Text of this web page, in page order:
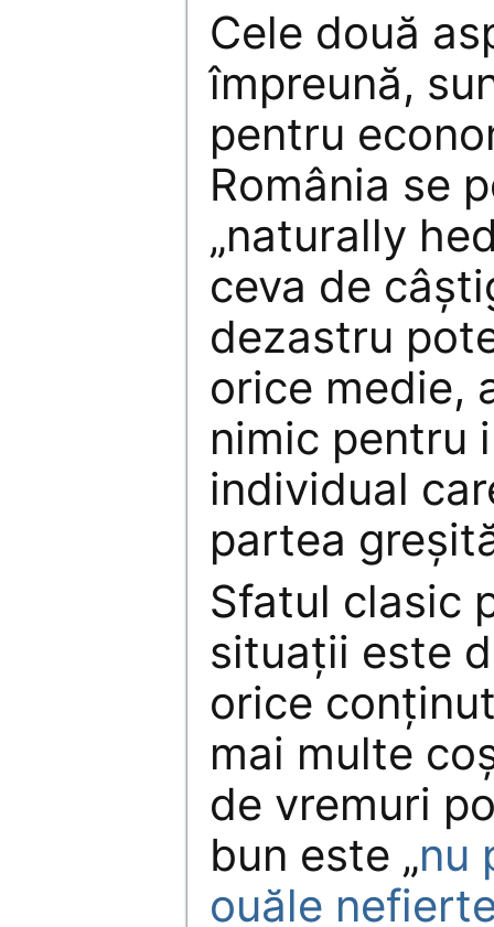
Cele două
împreună,
pentru
România se
„naturally
ceva de
dezastru
orice medie,
nimic pentru
individual
partea
Sfatul clasic
situații este
orice
mai multe
de vremuri
bun este „nu
ouăle